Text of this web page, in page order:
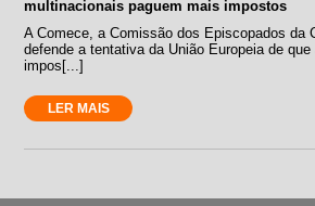
multinacionais paguem mais impostos
A Comece, a Comissão dos Episcopados da
defende a tentativa da União Europeia de que
impos[...]
LER MAIS